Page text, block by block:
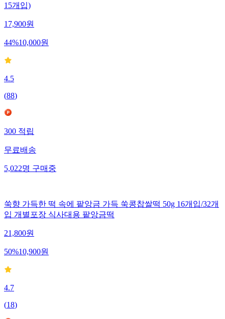
15개입)
17,900원
44%10,000원
4.5
(88)
300 적립
무료배송
5,022명 구매중
쑥향 가득한 떡 속에 팥앙금 가득 쑥콩찹쌀떡 50g 16개입/32개
입 개별포장 식사대용 팥앙금떡
21,800원
50%10,900원
4.7
(18)